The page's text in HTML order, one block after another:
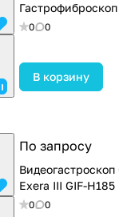
Гастрофиброскоп
0 0
В корзину
По запросу
Exera III GIF-H185
0 0